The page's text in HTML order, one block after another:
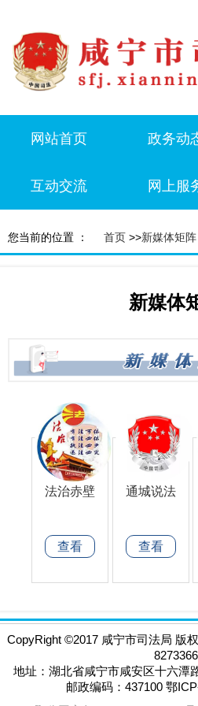
网站首页 政务动
互动交流 网上服
您当前的位置 ： 首页 >>新媒体矩阵
新媒体
法治赤壁
查看
通城说法
查看
CopyRight ©2017 咸宁市司法局 版
8273366
地址：湖北省咸宁市咸安区十六潭
邮政编码：437100 鄂